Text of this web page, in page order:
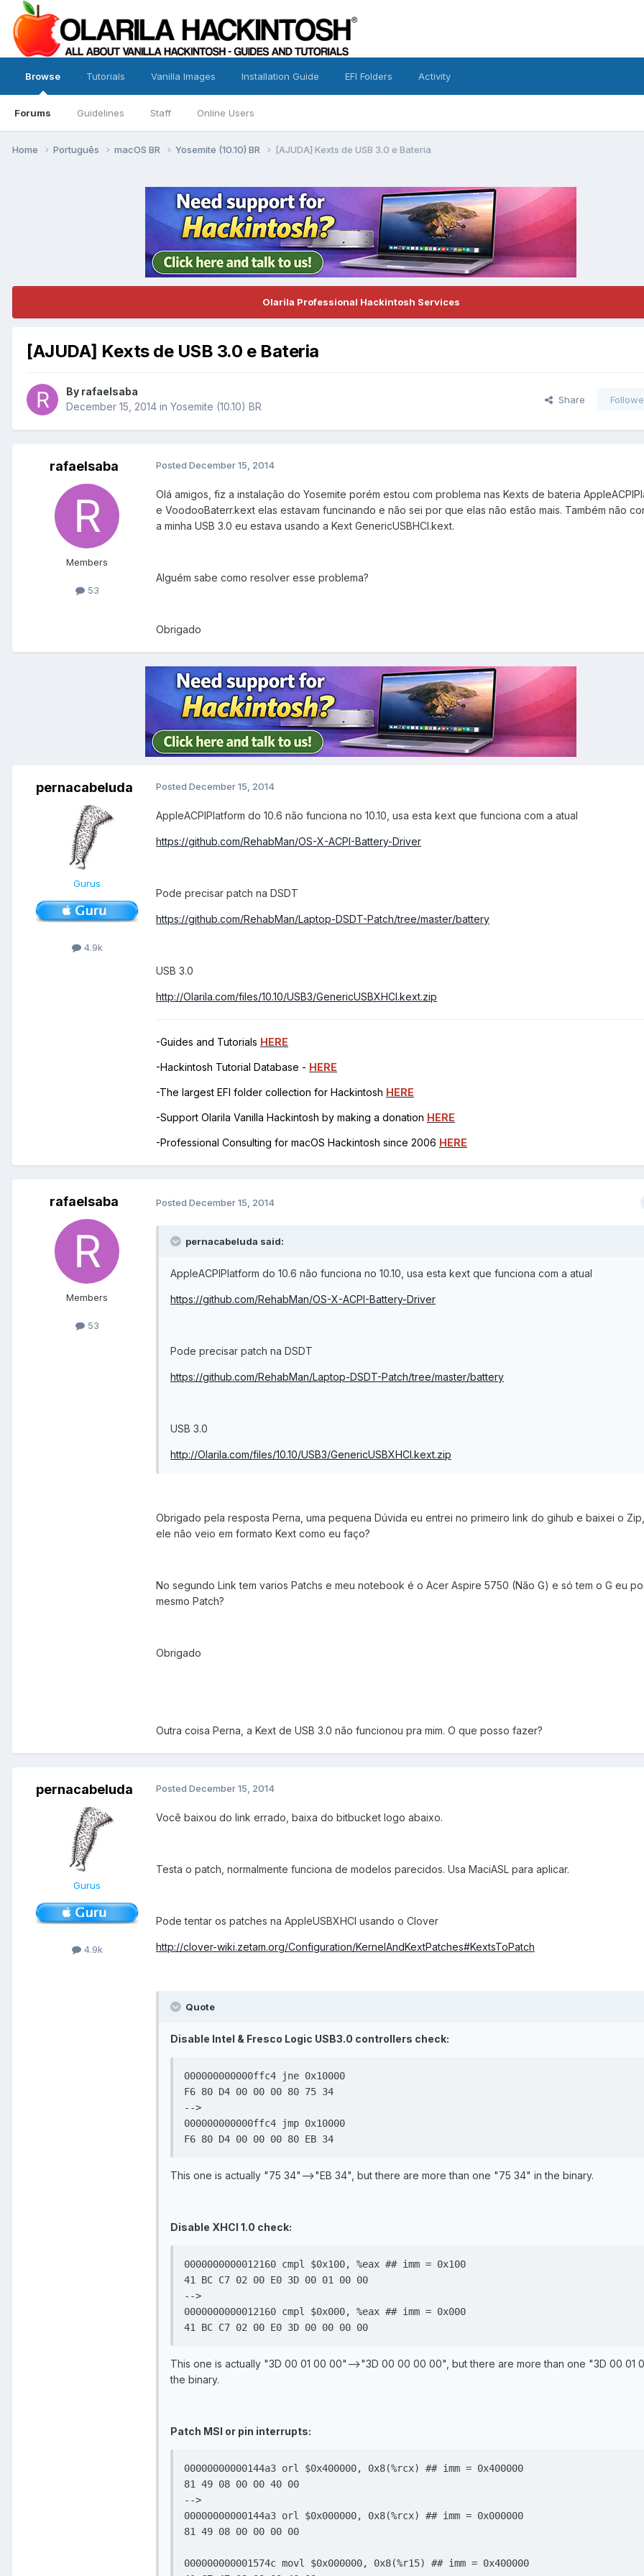
Browse
Forums Guidelines Staff Online Users
Tutorials Vanilla Images Installation Guide EFI Folders Activity
Home Português macOS BR Yosemite (10.10) BR [AJUDA] Kexts de USB 3.0 e Bateria
Olarila Professional Hackintosh Services
[AJUDA] Kexts de USB 3.0 e Bateria
By rafaelsaba
December 15, 2014 in Yosemite (10.10) BR
Share
rafaelsaba
Members
53
Posted December 15, 2014
Olá amigos, fiz a instalação do Yosemite porém estou com problema nas Kexts de bateria
e VoodooBaterr.kext elas estavam funcinando e não sei por que elas não estão mais. Também não
a minha USB 3.0 eu estava usando a Kext GenericUSBHCI.kext.
Alguém sabe como resolver esse problema?
Obrigado
pernacabeluda
Gurus
4.9k
Posted December 15, 2014
AppleACPIPlatform do 10.6 não funciona no 10.10, usa esta kext que funciona com a atual
https://github.com/RehabMan/OS-X-ACPI-Battery-Driver
Pode precisar patch na DSDT
https://github.com/RehabMan/Laptop-DSDT-Patch/tree/master/battery
USB 3.0
http://Olarila.com/files/10.10/USB3/GenericUSBXHCI.kext.zip
-Guides and Tutorials HERE
-Hackintosh Tutorial Database - HERE
-The largest EFI folder collection for Hackintosh HERE
-Support Olarila Vanilla Hackintosh by making a donation HERE
-Professional Consulting for macOS Hackintosh since 2006 HERE
rafaelsaba
Members
53
Posted December 15, 2014
pernacabeluda said:
AppleACPIPlatform do 10.6 não funciona no 10.10, usa esta kext que funciona com a atual
https://github.com/RehabMan/OS-X-ACPI-Battery-Driver
Pode precisar patch na DSDT
https://github.com/RehabMan/Laptop-DSDT-Patch/tree/master/battery
USB 3.0
http://Olarila.com/files/10.10/USB3/GenericUSBXHCI.kext.zip
Obrigado pela resposta Perna, uma pequena Dúvida eu entrei no primeiro link do gihub e baixei o
ele não veio em formato Kext como eu faço?
No segundo Link tem varios Patchs e meu notebook é o Acer Aspire 5750 (Não G) e só tem o G eu
mesmo Patch?
Obrigado
Outra coisa Perna, a Kext de USB 3.0 não funcionou pra mim. O que posso fazer?
pernacabeluda
Gurus
4.9k
Posted December 15, 2014
Você baixou do link errado, baixa do bitbucket logo abaixo.
Testa o patch, normalmente funciona de modelos parecidos. Usa MaciASL para aplicar.
Pode tentar os patches na AppleUSBXHCI usando o Clover
http://clover-wiki.zetam.org/Configuration/KernelAndKextPatches#KextsToPatch
Quote
Disable Intel & Fresco Logic USB3.0 controllers check:
000000000000ffc4 jne 0x10000
F6 80 D4 00 00 00 80 75 34
-->
000000000000ffc4 jmp 0x10000
F6 80 D4 00 00 00 80 EB 34
This one is actually "75 34"-->"EB 34", but there are more than one "75 34" in the binary.
Disable XHCI 1.0 check:
0000000000012160 cmpl $0x100, %eax ## imm = 0x100
41 BC C7 02 00 E0 3D 00 01 00 00
-->
0000000000012160 cmpl $0x000, %eax ## imm = 0x000
41 BC C7 02 00 E0 3D 00 00 00 00
This one is actually "3D 00 01 00 00"-->"3D 00 00 00 00", but there are more than one "3D 00 01
the binary.
Patch MSI or pin interrupts:
00000000000144a3 orl $0x400000, 0x8(%rcx) ## imm = 0x400000
81 49 08 00 00 40 00
-->
00000000000144a3 orl $0x000000, 0x8(%rcx) ## imm = 0x000000
81 49 08 00 00 00 00
000000000001574c movl $0x000000, 0x8(%r15) ## imm = 0x400000